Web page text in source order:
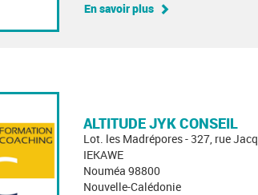
En savoir plus
ALTITUDE JYK CONSEIL
Lot. les Madrépores - 327, rue
IEKAWE
Nouméa 98800
Nouvelle-Calédonie